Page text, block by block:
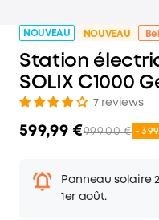
NOUVEAU NOUVEAU
Station
SOLIX C1000
7 reviews
599,99 €999,00 € -
Panneau solaire
1er août.